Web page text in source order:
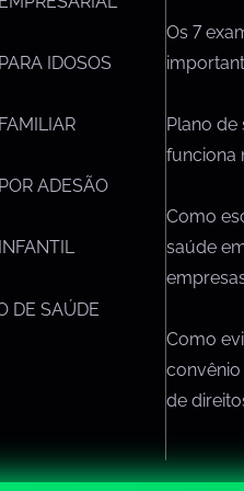
IDOSOS
ADESÃO
DE SAÚDE
Os 7
Plano de
funciona
Como
saúde
Como
de